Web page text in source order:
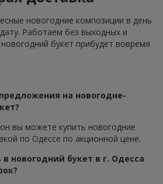
новогодние композиции в день
Работаем без выходных и
букет прибудет вовремя
на новогодне-
вы можете купить новогодние
по Одессе по акционной цене.
новогодний букет в г. Одесса